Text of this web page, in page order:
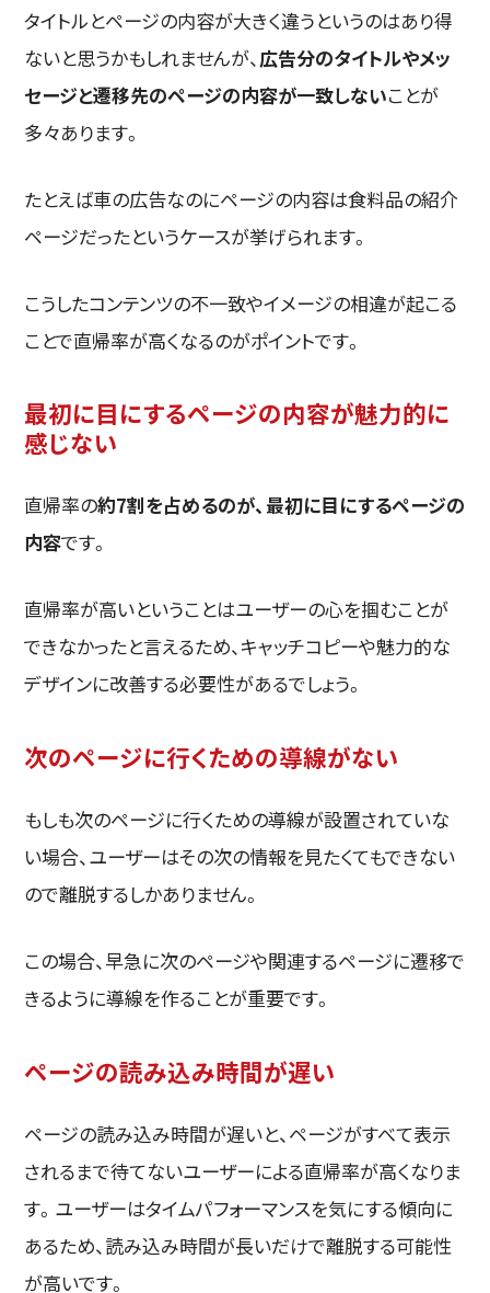
タイトルとページの内容が大きく違うというのはあり得
ないと思うかもしれませんが、 広告分のタイトルやメッ
セージと遷移先のページの内容が一致しないことが
多々あります。
たとえば車の広告なのにページの内容は食料品の紹介
ページだったというケースが挙げられます。
こうしたコンテンツの不一致やイメージの相違が起こる
ことで直帰率が高くなるのがポイントです。
最初に目にするページの内容が魅力的に
感じない
直帰率の約7割を占めるのが、最初に目にするページの
内容です。
直帰率が高いということはユーザーの心を掴むことが
できなかったと言えるため、キャッチコピーや魅力的な
デザインに改善する必要性があるでしょう。
次のページに行くための導線がない
もしも次のページに行くための導線が設置されていな
い場合、ユーザーはその次の情報を見たくてもできない
ので離脱するしかありません。
この場合、早急に次のページや関連するページに遷移で
きるように導線を作ることが重要です。
ページの読み込み時間が遅い
ページの読み込み時間が遅いと、ページがすべて表示
されるまで待てないユーザーによる直帰率が高くなりま
す。ユーザーはタイムパフォーマンスを気にする傾向に
あるため、読み込み時間が長いだけで離脱する可能性
が高いです。